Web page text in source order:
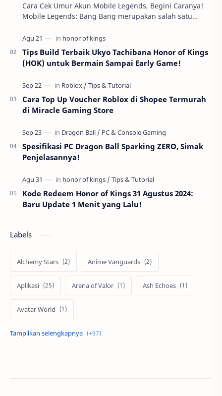
Cara Cek Umur Akun Mobile Legends, Begini Caranya!
Mobile Legends: Bang Bang merupakan salah satu
Tips Build Terbaik Ukyo Tachibana Honor of Kings
(HOK) untuk Bermain Sampai Early Game!
Cara Top Up Voucher Roblox di Shopee Termurah
di Miracle Gaming Store
Spesifikasi PC Dragon Ball Sparking ZERO, Simak
Penjelasannya!
Kode Redeem Honor of Kings 31 Agustus 2024:
Baru Update 1 Menit yang Lalu!
Labels
Alchemy Stars Anime Vanguards
Aplikasi Arena of Valor Ash Echoes
Avatar World
Axis Berita
Cabal call of duty